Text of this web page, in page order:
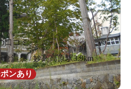
口コミ
温泉 / 妙高高原駅3.9km
ンあり